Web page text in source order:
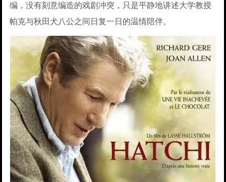
编，没有刻意编造的戏剧冲突，只是平静地讲述大学教授
帕克与秋田犬八公之间日复一日的温情陪伴。